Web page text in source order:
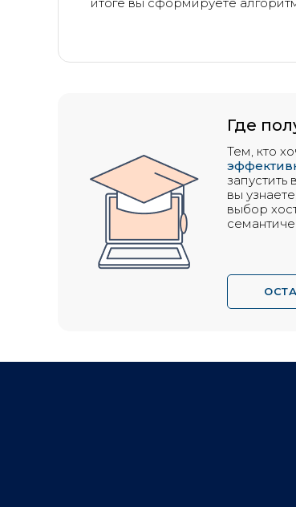
Где
Тем, кто
вы
выбор